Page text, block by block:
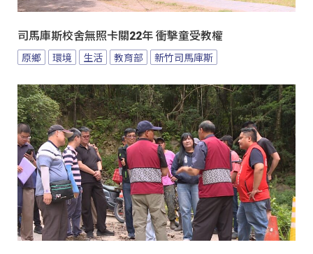
司馬庫斯校舍無照卡關22年 衝擊童受教權
原鄉 環境 生活 教育部 新竹司馬庫斯